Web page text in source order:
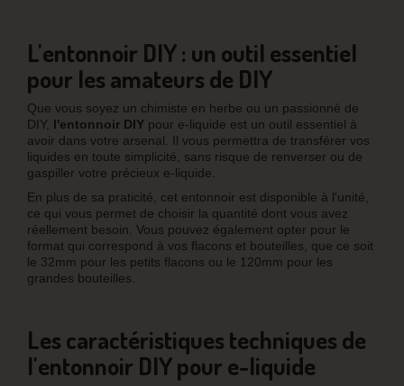
L'entonnoir DIY : un outil essentiel
pour les amateurs de DIY
Que vous soyez un chimiste en herbe ou un passionné de
DIY, l'entonnoir DIY pour e-liquide est un outil essentiel à
avoir dans votre arsenal. Il vous permettra de transférer vos
liquides en toute simplicité, sans risque de renverser ou de
gaspiller votre précieux e-liquide.
En plus de sa praticité, cet entonnoir est disponible à l'unité,
ce qui vous permet de choisir la quantité dont vous avez
réellement besoin. Vous pouvez également opter pour le
format qui correspond à vos flacons et bouteilles, que ce soit
le 32mm pour les petits flacons ou le 120mm pour les
grandes bouteilles.
Les caractéristiques techniques de
l'entonnoir DIY pour e-liquide